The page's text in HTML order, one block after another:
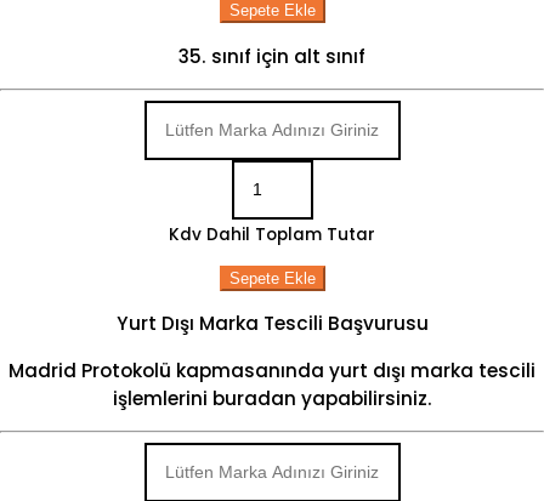
Sepete Ekle
35. sınıf için alt sınıf
Kdv Dahil Toplam Tutar
Sepete Ekle
Yurt Dışı Marka Tescili Başvurusu
Madrid Protokolü kapmasanında yurt dışı marka tescili
işlemlerini buradan yapabilirsiniz.